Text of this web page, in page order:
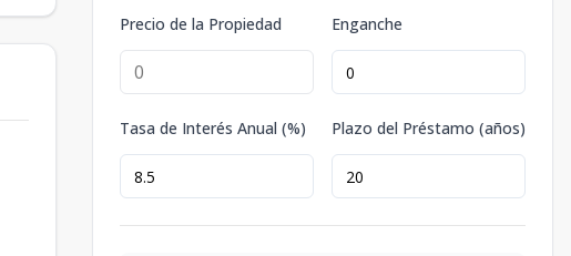
Precio de la Propiedad Enganche
Tasa de Interés Anual (%) Plazo del Préstamo (años)